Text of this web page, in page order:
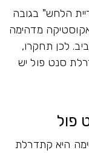
הלחש" בגובה
אקוסטיקה מדהימה
לכן תחקרו,
סנט פול יש
פול
היא קתדרלת